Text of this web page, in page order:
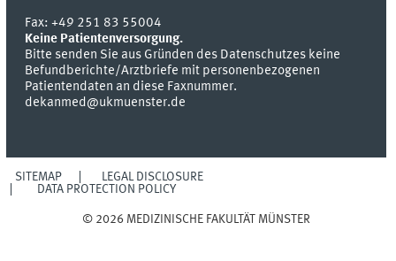
Fax:+49 251 83 55004
Keine Patientenversorgung.
Bitte senden Sie aus Gründen des Datenschutzes keine
Befundberichte/Arztbriefe mit personenbezogenen
Patientendaten an diese Faxnummer.
dekanmed@ukmuenster.de
SITEMAP
LEGAL DISCLOSURE
DATA PROTECTION POLICY
© 2026 MEDIZINISCHE FAKULTÄT MÜNSTER